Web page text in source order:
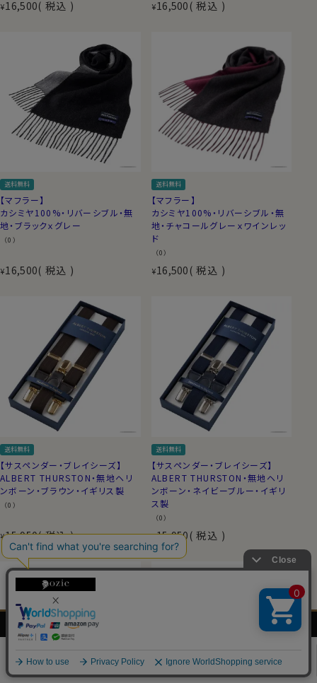
メンズ
シャツ
シャツの
基礎知識
¥16,500 税込 ¥16,500 税込
送料無料
【マフラー】
カシミヤ100%・リバーシブル・無
地・ブラックｘグレー
（0）
¥16,500 税込
送料無料
【マフラー】
カシミヤ100%・リバーシブル・無
地・チャコールグレーｘワインレッ
ド
（0）
¥16,500 税込
送料無料
【サスペンダー・ブレイシーズ】
ALBERT THURSTON・無地ヘリ
ンボーン・ブラウン・イギリス製
（0）
¥15,950 税込
送料無料
【サスペンダー・ブレイシーズ】
ALBERT THURSTON・無地ヘリ
ンボーン・ネイビーブルー・イギリ
ス製
（0）
¥15,950 税込